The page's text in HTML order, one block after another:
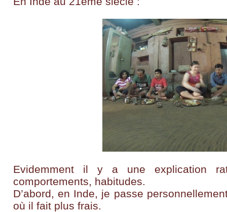
Evidemment il y a une explication
comportements, habitudes.
D’abord, en Inde, je passe
où il fait plus frais.